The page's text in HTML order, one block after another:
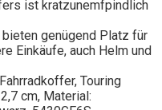
ist kratzunemfpindlich
genügend Platz für
Einkäufe, auch Helm und
Touring
cm, Material: